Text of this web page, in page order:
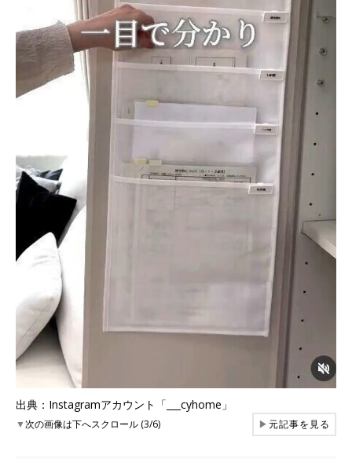
出典：Instagramアカウント「___cyhome」
▼次の画像は下へスクロール (3/6) ▶元記事を見る